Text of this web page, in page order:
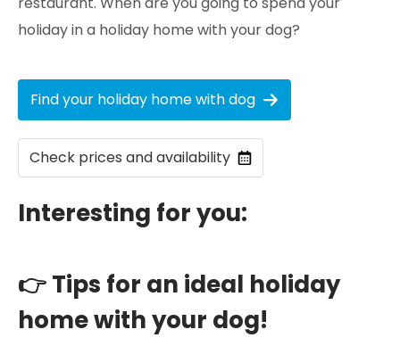
holiday in a holiday home with your dog?
Find your holiday home with dog
Check prices and availability
Interesting for you:
👉 Tips for an ideal holiday
home with your dog!